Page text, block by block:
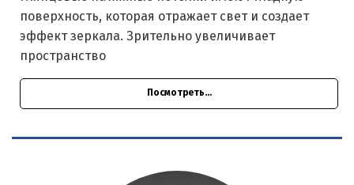
поверхность, которая отражает свет и создает
эффект зеркала. Зрительно увеличивает
пространство
Посмотреть...